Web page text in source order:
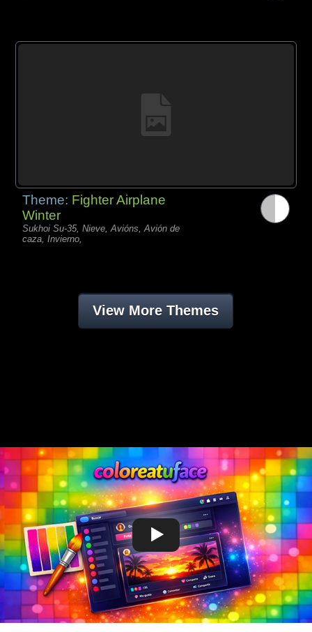
Theme: Fighter Airplane
Winter
Sukhoi Su-35, Nieve, Avións, Avión de
caza, Invierno,
View More Themes